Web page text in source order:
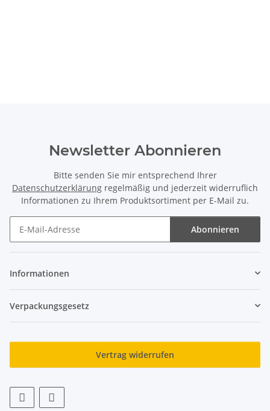
Newsletter Abonnieren
Bitte senden Sie mir entsprechend Ihrer
Datenschutzerklärung regelmäßig und jederzeit widerruflich
Informationen zu Ihrem Produktsortiment per E-Mail zu.
Abonnieren
Informationen
Verpackungsgesetz
Vertrag widerrufen